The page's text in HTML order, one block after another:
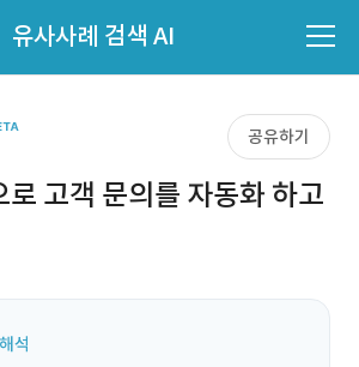
유사사례 검색 AI
공유하기
로 고객 문의를 자동화 하고